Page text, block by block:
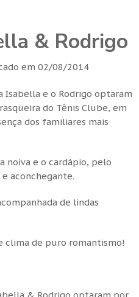
& Rodrigo
em 02/08/2014
Isabella e o Rodrigo optaram
do Tênis Clube, em
dos familiares mais
noiva e o cardápio, pelo
aconchegante.
de lindas
clima de puro romantismo!